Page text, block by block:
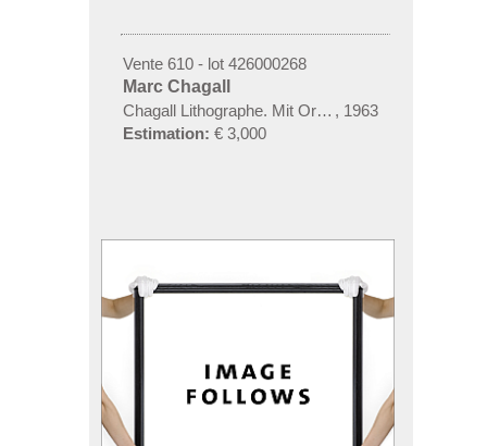
Vente 610 - lot 426000268
Marc Chagall
Chagall Lithographe. Mit Orig.-Zeichnung von
, 1963
Estimation: € 3,000